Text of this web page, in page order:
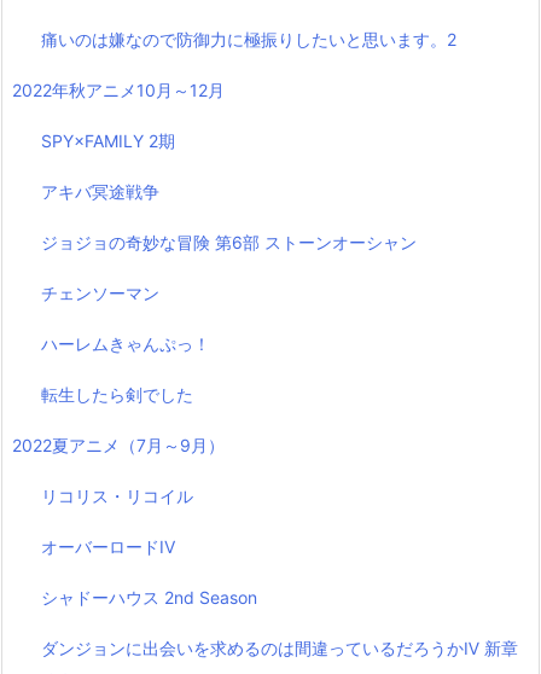
痛いのは嫌なので防御力に極振りしたいと思います。2
2022年秋アニメ10月～12月
SPY×FAMILY 2期
アキバ冥途戦争
ジョジョの奇妙な冒険 第6部 ストーンオーシャン
チェンソーマン
ハーレムきゃんぷっ！
転生したら剣でした
2022夏アニメ（7月～9月）
リコリス・リコイル
オーバーロードIV
シャドーハウス 2nd Season
ダンジョンに出会いを求めるのは間違っているだろうかⅣ 新章